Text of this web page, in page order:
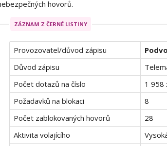
hovorů.
ZÁZNAM Z ČERNÉ LISTINY
Provozovatel/důvod zápisu
Důvod zápisu
Počet dotazů na číslo
1 958
Požadavků na blokaci
8
Počet zablokovaných hovorů
28
Aktivita volajícího